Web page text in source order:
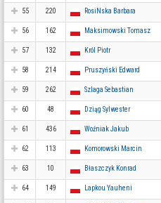
55 220 RosiNska Barbara
56 162 Maksimowski Tomasz
57 132 Król Piotr
58 214 Pruszyński Edward
59 262 Szlaga Sebastian
60 48 Dziąg Sylwester
61 436 Woźniak Jakub
62 113 Komorowski Marcin
63 10 Błaszczyk Konrad
64 149 Lapkou Yauheni